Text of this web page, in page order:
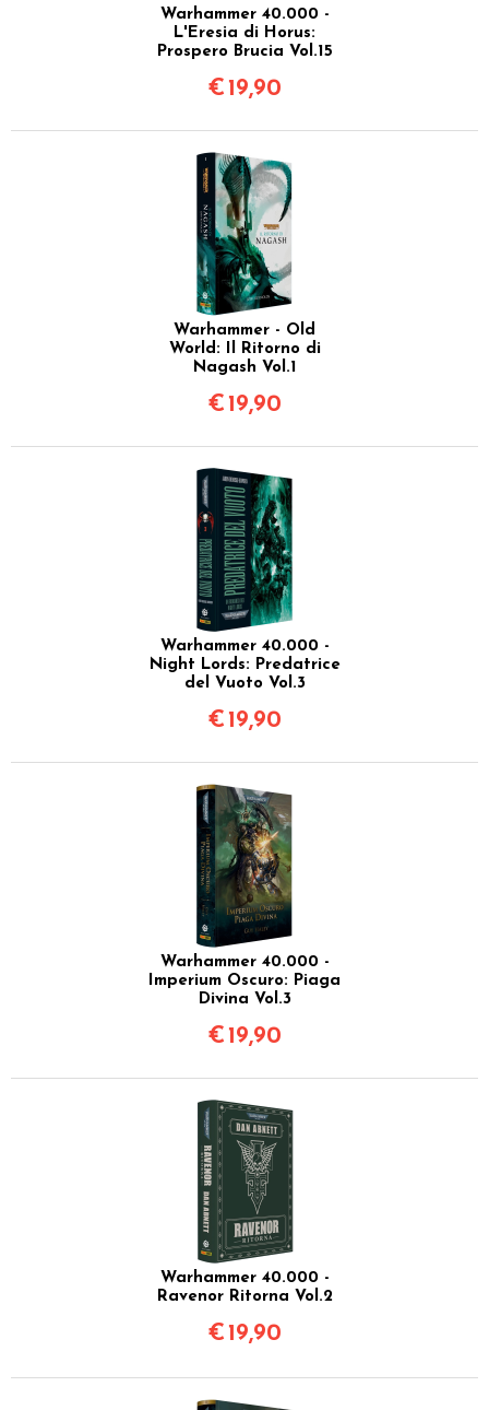
Warhammer 40.000 -
L'Eresia di Horus:
Prospero Brucia Vol.15
€ 19,90
Warhammer - Old
World: Il Ritorno di
Nagash Vol.1
€ 19,90
Warhammer 40.000 -
Night Lords: Predatrice
del Vuoto Vol.3
€ 19,90
Warhammer 40.000 -
Imperium Oscuro: Piaga
Divina Vol.3
€ 19,90
Warhammer 40.000 -
Ravenor Ritorna Vol.2
€ 19,90